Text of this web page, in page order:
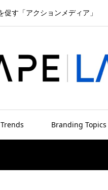
す「アクションメディア」
Branding Topics